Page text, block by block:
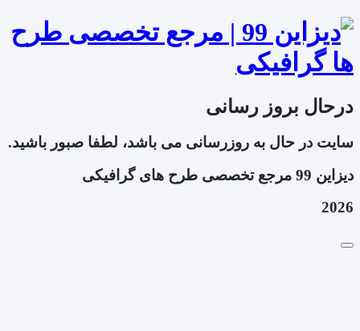
درحال بروز رسانی
سایت در حال به روزرسانی می باشد، لطفا صبور باشید.
دیزاین 99 مرجع تخصصی طرح های گرافیکی
2026